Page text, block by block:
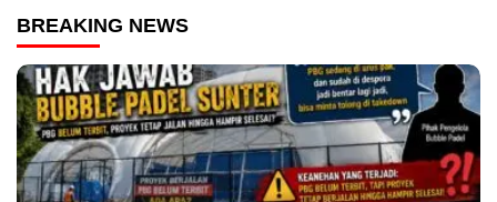
BREAKING NEWS